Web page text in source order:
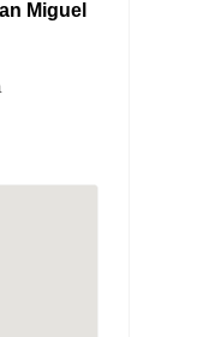
Miguel